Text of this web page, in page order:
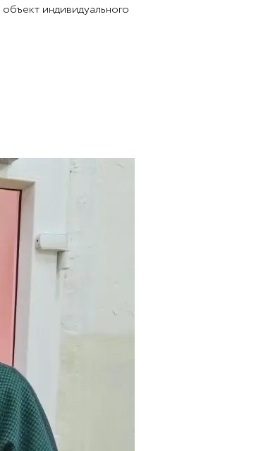
индивидуального